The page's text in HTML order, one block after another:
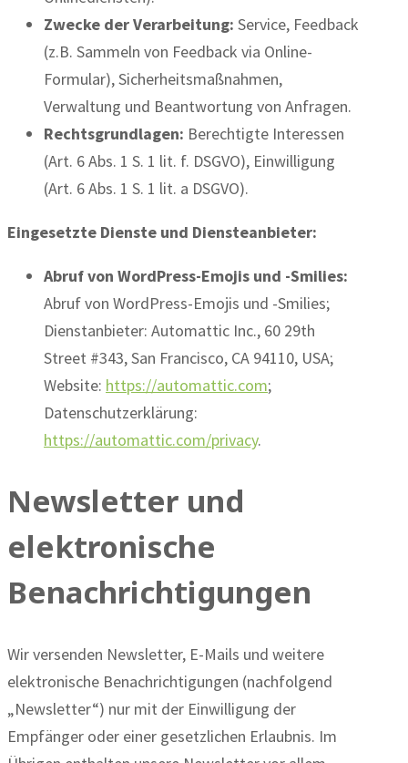
Zwecke der Verarbeitung: Service, Feedback
(z.B. Sammeln von Feedback via Online-
Formular), Sicherheitsmaßnahmen,
Verwaltung und Beantwortung von Anfragen.
Rechtsgrundlagen: Berechtigte Interessen
(Art. 6 Abs. 1 S. 1 lit. f. DSGVO), Einwilligung
(Art. 6 Abs. 1 S. 1 lit. a DSGVO).
Eingesetzte Dienste und Diensteanbieter:
Abruf von WordPress-Emojis und -Smilies:
Abruf von WordPress-Emojis und -Smilies;
Dienstanbieter: Automattic Inc., 60 29th
Street #343, San Francisco, CA 94110, USA;
Website: https://automattic.com;
Datenschutzerklärung:
https://automattic.com/privacy.
Newsletter und
elektronische
Benachrichtigungen
Wir versenden Newsletter, E-Mails und weitere
elektronische Benachrichtigungen (nachfolgend
„Newsletter“) nur mit der Einwilligung der
Empfänger oder einer gesetzlichen Erlaubnis. Im